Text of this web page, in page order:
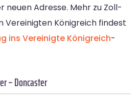
neuen Adresse. Mehr zu Zoll-
Vereinigten Königreich findest
ins Vereinigte Königreich-
– Doncaster